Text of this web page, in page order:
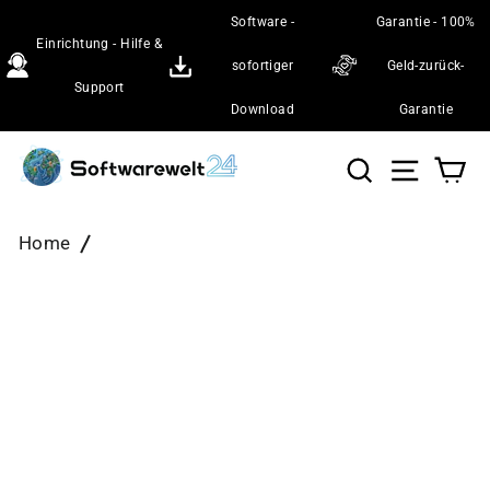
Inhalt
Einrichtung - Hilfe &
Support
Software -
sofortiger
Download
Garantie - 100%
Geld-zurück-
Garantie
Suche
Home